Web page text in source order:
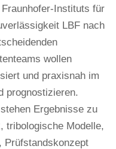
Instituts für
LBF nach
wollen
und praxisnah im
prognostizieren.
Ergebnisse zu
tribologische Modelle,
Prüfstandskonzept